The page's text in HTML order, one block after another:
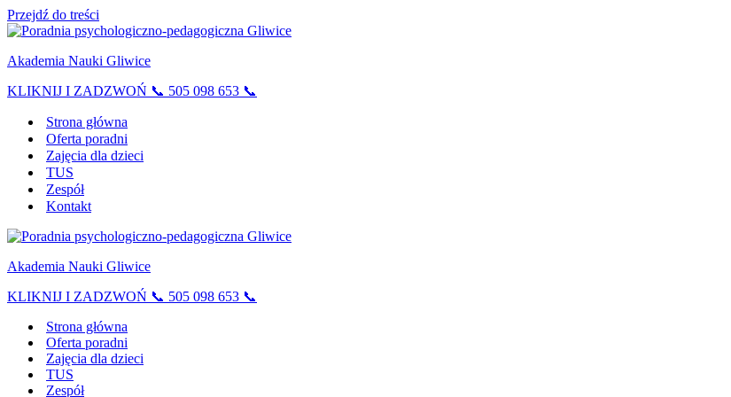
Przejdź do treści
Akademia Nauki Gliwice
KLIKNIJ I ZADZWOŃ 📞 505 098 653 📞
Strona główna
Oferta poradni
Zajęcia dla dzieci
TUS
Zespół
Kontakt
Akademia Nauki Gliwice
KLIKNIJ I ZADZWOŃ 📞 505 098 653 📞
Strona główna
Oferta poradni
Zajęcia dla dzieci
TUS
Zespół